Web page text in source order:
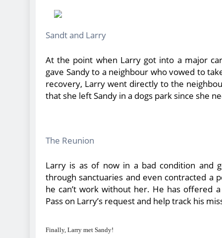
Sandt and Larry
At the point when Larry got into a major
gave Sandy to a neighbour who vowed to
recovery, Larry went directly to the
that she left Sandy in a dogs park since she
The Reunion
Larry is as of now in a bad condition and
through sanctuaries and even contracted a
he can’t work without her. He has offered
Pass on Larry’s request and help track his
Finally, Larry met Sandy!